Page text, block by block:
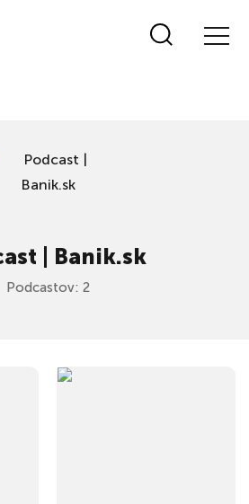
| Banik.sk
Podcastov: 2